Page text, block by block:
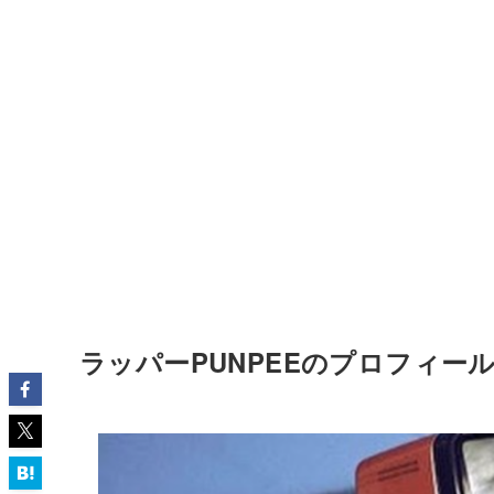
ラッパーPUNPEEのプロフィー